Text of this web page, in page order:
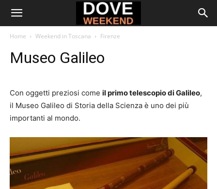
Home Weekend in Toscana Firenze
Museo Galileo
Con oggetti preziosi come il primo telescopio di Galileo,
il Museo Galileo di Storia della Scienza è uno dei più
importanti al mondo.